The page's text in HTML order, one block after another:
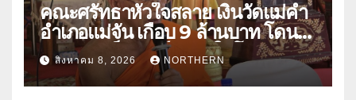
คณะศรัทธาหัวใจสลาย เงินวัดแม่คำ
อำเภอแม่จัน เกือบ 9 ล้านบาท โดน
แก๊งคอลเซ็นเตอร์หลอกให้โอนข้าม
ปีกว่า 66 บัญชี
สิงหาคม 8, 2026 NORTHERN